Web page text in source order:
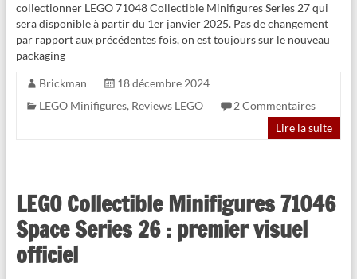
collectionner LEGO 71048 Collectible Minifigures Series 27 qui
sera disponible à partir du 1er janvier 2025. Pas de changement
par rapport aux précédentes fois, on est toujours sur le nouveau
packaging
Brickman
18 décembre 2024
LEGO Minifigures, Reviews LEGO
2 Commentaires
Lire la suite
LEGO Collectible Minifigures 71046
Space Series 26 : premier visuel
officiel